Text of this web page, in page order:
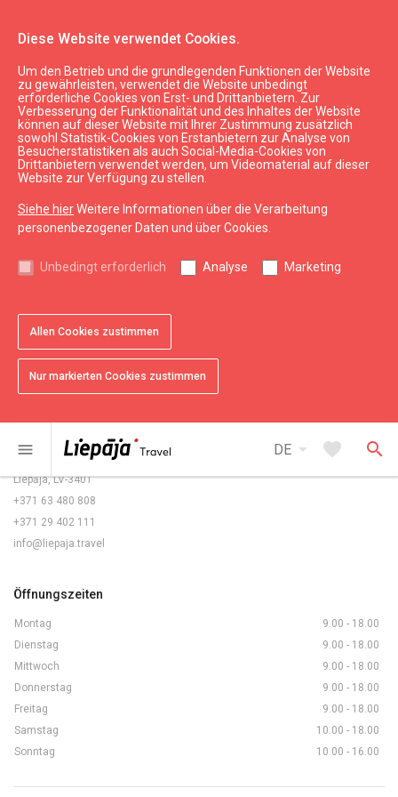
Diese Website verwendet Cookies.
Um den Betrieb und die grundlegenden Funktionen der Website
zu gewährleisten, verwendet die Website unbedingt
erforderliche Cookies von Erst- und Drittanbietern. Zur
Verbesserung der Funktionalität und des Inhaltes der Website
können auf dieser Website mit Ihrer Zustimmung zusätzlich
sowohl Statistik-Cookies von Erstanbietern zur Analyse von
Besucherstatistiken als auch Social-Media-Cookies von
Drittanbietern verwendet werden, um Videomaterial auf dieser
Website zur Verfügung zu stellen.
Siehe hierWeitere Informationen über die Verarbeitung
personenbezogener Daten und über Cookies.
Unbedingt erforderlich Analyse Marketing
Allen Cookies zustimmen
Nur markierten Cookies zustimmen
menu DE arrow_drop_down favorite search
Medizinische Hilfe in Grobiņa
Nach oben
Kurzeme Tourismus
Karten und Broschüren
Tourismusstatistik
Sitemap
Rožu laukums 5/6,
Liepāja, LV-3401
+371 63 480 808
+371 29 402 111
info@liepaja.travel
Öffnungszeiten
Montag
9.00 - 18.00
Dienstag
9.00 - 18.00
Mittwoch
9.00 - 18.00
Donnerstag
9.00 - 18.00
Freitag
9.00 - 18.00
Samstag
10.00 - 18.00
Sonntag
10.00 - 16.00